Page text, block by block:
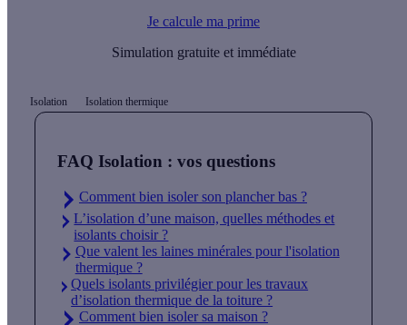
Je calcule ma prime
Simulation gratuite et immédiate
Isolation Isolation thermique
FAQ Isolation : vos questions
Comment bien isoler son plancher bas ?
L’isolation d’une maison, quelles méthodes et
isolants choisir ?
Que valent les laines minérales pour l'isolation
thermique ?
Quels isolants privilégier pour les travaux
d’isolation thermique de la toiture ?
Comment bien isoler sa maison ?